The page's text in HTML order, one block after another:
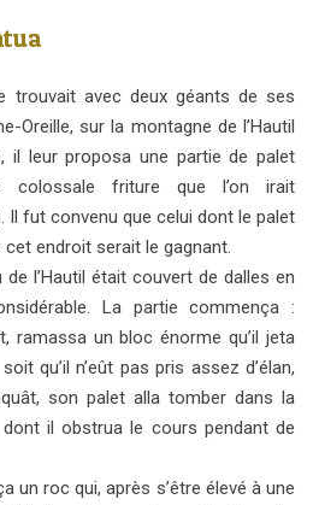
trouvait avec deux géants de ses
Oreille, sur la montagne de l’Hautil
il leur proposa une partie de palet
colossale friture que l’on irait
. Il fut convenu que celui dont le palet
endroit serait le gagnant.
l’Hautil était couvert de dalles en
La partie commença :
ramassa un bloc énorme qu’il jeta
qu’il n’eût pas pris assez d’élan,
son palet alla tomber dans la
dont il obstrua le cours pendant de
un roc qui, après s’être élevé à une